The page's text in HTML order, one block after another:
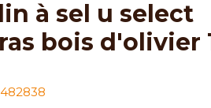
bois d'olivier